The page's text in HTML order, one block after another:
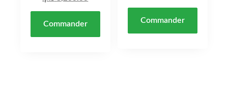
Commander Commander